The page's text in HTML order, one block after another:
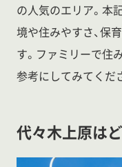
の人気のエリア。本
境や住みやすさ、保
す。ファミリーで住
参考にしてみてくだ
代々木上原は